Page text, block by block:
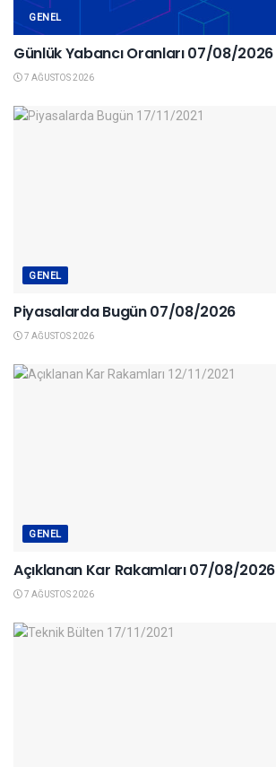
GENEL
Günlük Yabancı Oranları 07/08/2026
7 AĞUSTOS 2026
GENEL
Piyasalarda Bugün 07/08/2026
7 AĞUSTOS 2026
GENEL
Açıklanan Kar Rakamları 07/08/2026
7 AĞUSTOS 2026